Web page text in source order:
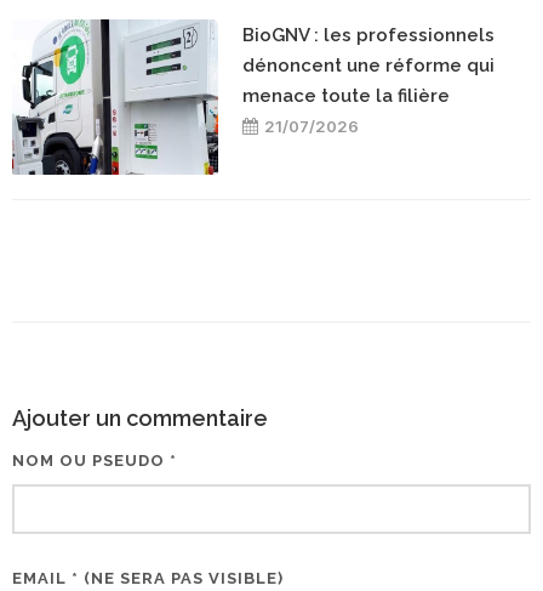
BioGNV : les professionnels
dénoncent une réforme qui
menace toute la filière
21/07/2026
Ajouter un commentaire
NOM OU PSEUDO *
EMAIL * (NE SERA PAS VISIBLE)